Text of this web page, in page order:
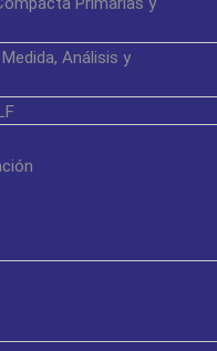
Análisis y